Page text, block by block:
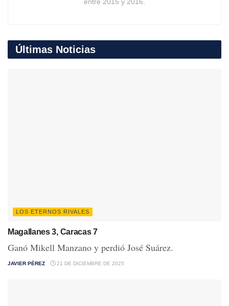
entre 2015 y 2016.
Últimas Noticias
LOS ETERNOS RIVALES
Magallanes 3, Caracas 7
Ganó Mikell Manzano y perdió José Suárez.
JAVIER PÉREZ 21 DE DICIEMBRE DE 2025